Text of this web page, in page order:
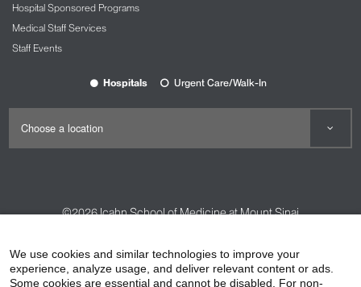
Hospital Sponsored Programs
Medical Staff Services
Staff Events
Hospitals Urgent Care/Walk-In
©2026Icahn School of Medicine at Mount Sinai
HIPAA Privacy Practices
Compliance
We use cookies and similar technologies to improve your
experience, analyze usage, and deliver relevant content or ads.
Some cookies are essential and cannot be disabled. For non-